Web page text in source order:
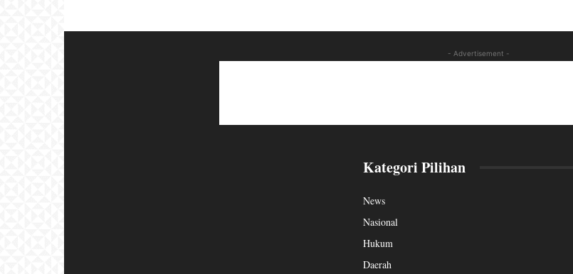
- Advertisement -
Kategori Pilihan
News
Nasional
Hukum
Daerah